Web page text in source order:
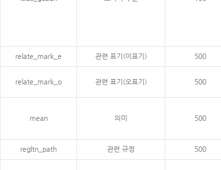
relate_mark_e 관련 표기(이표기) 500
relate_mark_o 관련 표기(오표기) 500
mean 의미 500
regltn_path 관련 규정 500